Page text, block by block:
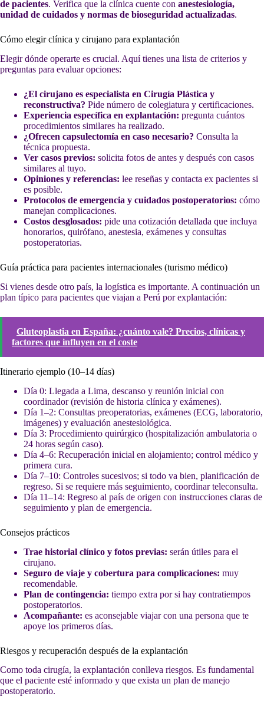
de pacientes. Verifica que la clínica cuente con anestesiología,
unidad de cuidados y normas de bioseguridad actualizadas.
Cómo elegir clínica y cirujano para explantación
Elegir dónde operarte es crucial. Aquí tienes una lista de criterios y
preguntas para evaluar opciones:
¿El cirujano es especialista en Cirugía Plástica y
reconstructiva? Pide número de colegiatura y certificaciones.
Experiencia específica en explantación: pregunta cuántos
procedimientos similares ha realizado.
¿Ofrecen capsulectomía en caso necesario? Consulta la
técnica propuesta.
Ver casos previos: solicita fotos de antes y después con casos
similares al tuyo.
Opiniones y referencias: lee reseñas y contacta ex pacientes si
es posible.
Protocolos de emergencia y cuidados postoperatorios: cómo
manejan complicaciones.
Costos desglosados: pide una cotización detallada que incluya
honorarios, quirófano, anestesia, exámenes y consultas
postoperatorias.
Guía práctica para pacientes internacionales (turismo médico)
Si vienes desde otro país, la logística es importante. A continuación un
plan típico para pacientes que viajan a Perú por explantación:
Gluteoplastia en España: ¿cuánto vale? Precios, clínicas y
factores que influyen en el coste
Itinerario ejemplo (10–14 días)
Día 0: Llegada a Lima, descanso y reunión inicial con
coordinador (revisión de historia clínica y exámenes).
Día 1–2: Consultas preoperatorias, exámenes (ECG, laboratorio,
imágenes) y evaluación anestesiológica.
Día 3: Procedimiento quirúrgico (hospitalización ambulatoria o
24 horas según caso).
Día 4–6: Recuperación inicial en alojamiento; control médico y
primera cura.
Día 7–10: Controles sucesivos; si todo va bien, planificación de
regreso. Si se requiere más seguimiento, coordinar teleconsulta.
Día 11–14: Regreso al país de origen con instrucciones claras de
seguimiento y plan de emergencia.
Consejos prácticos
Trae historial clínico y fotos previas: serán útiles para el
cirujano.
Seguro de viaje y cobertura para complicaciones: muy
recomendable.
Plan de contingencia: tiempo extra por si hay contratiempos
postoperatorios.
Acompañante: es aconsejable viajar con una persona que te
apoye los primeros días.
Riesgos y recuperación después de la explantación
Como toda cirugía, la explantación conlleva riesgos. Es fundamental
que el paciente esté informado y que exista un plan de manejo
postoperatorio.